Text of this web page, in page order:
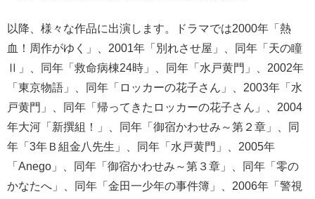
以降、様々な作品に出演します。ドラマでは2000年「熱
血！周作がゆく」、2001年「別れさせ屋」、同年「天の瞳
Ⅱ」、同年「救命病棟24時」、同年「水戸黄門」、2002年
「東京物語」、同年「ロッカーの花子さん」、2003年「水
戸黄門」、同年「帰ってきたロッカーの花子さん」、2004
年大河「新撰組！」、同年「御宿かわせみ～第２章」、同
年「3年Ｂ組金八先生」、同年「水戸黄門」、2005年
「Anego」、同年「御宿かわせみ～第３章」、同年「零の
かなたへ」、同年「金田一少年の事件簿」、2006年「警視